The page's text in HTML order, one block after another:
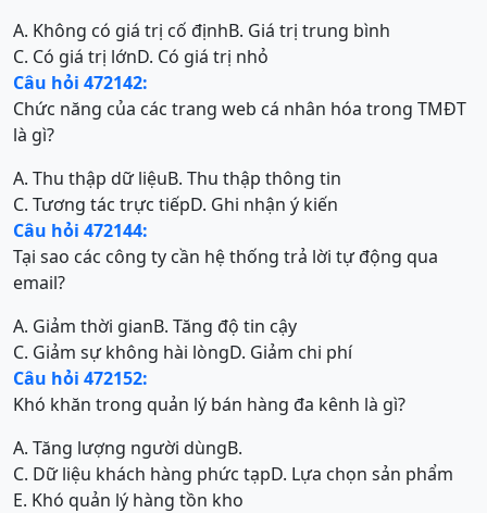
A. Không có giá trị cố địnhB. Giá trị trung bình
C. Có giá trị lớnD. Có giá trị nhỏ
Câu hỏi 472142:
Chức năng của các trang web cá nhân hóa trong TMĐT
là gì?
A. Thu thập dữ liệuB. Thu thập thông tin
C. Tương tác trực tiếpD. Ghi nhận ý kiến
Câu hỏi 472144:
Tại sao các công ty cần hệ thống trả lời tự động qua
email?
A. Giảm thời gianB. Tăng độ tin cậy
C. Giảm sự không hài lòngD. Giảm chi phí
Câu hỏi 472152:
Khó khăn trong quản lý bán hàng đa kênh là gì?
A. Tăng lượng người dùngB.
C. Dữ liệu khách hàng phức tạpD. Lựa chọn sản phẩm
E. Khó quản lý hàng tồn kho